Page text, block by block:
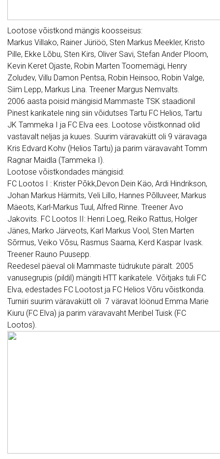
Lootose võistkond mängis koosseisus:
Markus Villako, Rainer Jüriöö, Sten Markus Meekler, Kristo
Pille, Ekke Lõbu, Sten Kirs, Oliver Savi, Stefan Ander Ploom,
Kevin Keret Ojaste, Robin Marten Toomemägi, Henry
Zoludev, Villu Damon Pentsa, Robin Heinsoo, Robin Valge,
Siim Lepp, Markus Lina. Treener Margus Nemvalts.
2006 aasta poisid mängisid Mammaste TSK staadionil
Pinest karikatele ning siin võidutses Tartu FC Helios, Tartu
JK Tammeka I ja FC Elva ees. Lootose võistkonnad olid
vastavalt neljas ja kuues. Suurim väravakütt oli 9 väravaga
Kris Edvard Kohv (Helios Tartu) ja parim väravavaht Tomm
Ragnar Maidla (Tammeka I).
Lootose võistkondades mängisid:
FC Lootos I : Krister Põkk,Devon Dein Käo, Ardi Hindrikson,
Johan Markus Härmits, Veli Lillo, Hannes Põlluveer, Markus
Mäeots, Karl-Markus Tuul, Alfred Rinne. Treener Avo
Jakovits. FC Lootos II: Henri Loeg, Reiko Rattus, Holger
Jänes, Marko Järveots, Karl Markus Vool, Sten Marten
Sõrmus, Veiko Võsu, Rasmus Saarna, Kerd Kaspar Ivask.
Treener Rauno Puusepp.
Reedesel päeval oli Mammaste tüdrukute päralt. 2005
vanusegrupis (pildil) mängiti HTT karikatele. Võitjaks tuli FC
Elva, edestades FC Lootost ja FC Helios Võru võistkonda.
Turniiri suurim väravakütt oli 7 väravat löönud Emma Marie
Kiuru (FC Elva) ja parim väravavaht Meribel Tuisk (FC
Lootos).